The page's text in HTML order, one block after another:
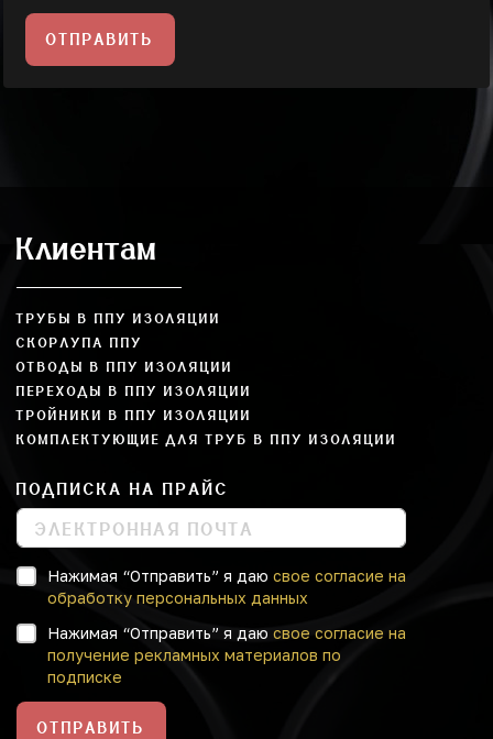
ОТПРАВИТЬ
Клиентам
ТРУБЫ В ППУ ИЗОЛЯЦИИ
СКОРЛУПА ППУ
ОТВОДЫ В ППУ ИЗОЛЯЦИИ
ПЕРЕХОДЫ В ППУ ИЗОЛЯЦИИ
ТРОЙНИКИ В ППУ ИЗОЛЯЦИИ
КОМПЛЕКТУЮЩИЕ ДЛЯ ТРУБ В ППУ ИЗОЛЯЦИИ
ПОДПИСКА НА ПРАЙС
Нажимая “Отправить” я даю свое согласие на
обработку персональных данных
Нажимая “Отправить” я даю свое согласие на
получение рекламных материалов по
подписке
ОТПРАВИТЬ